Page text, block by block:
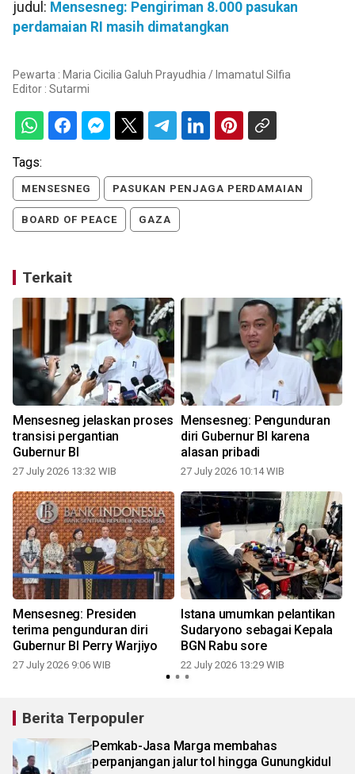
judul: Mensesneg: Pengiriman 8.000 pasukan
perdamaian RI masih dimatangkan
Pewarta : Maria Cicilia Galuh Prayudhia / Imamatul Silfia
Editor : Sutarmi
Tags:
MENSESNEG PASUKAN PENJAGA PERDAMAIAN
BOARD OF PEACE GAZA
Terkait
Mensesneg jelaskan proses
transisi pergantian
Gubernur BI
27 July 2026 13:32 WIB
Mensesneg: Pengunduran
diri Gubernur BI karena
alasan pribadi
27 July 2026 10:14 WIB
Mensesneg: Presiden
terima pengunduran diri
Gubernur BI Perry Warjiyo
27 July 2026 9:06 WIB
Istana umumkan pelantikan
Sudaryono sebagai Kepala
BGN Rabu sore
22 July 2026 13:29 WIB
Berita Terpopuler
Pemkab-Jasa Marga membahas
perpanjangan jalur tol hingga Gunungkidul